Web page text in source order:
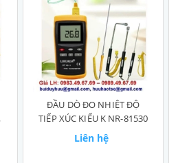
ĐẦU DÒ ĐO NHIỆT ĐỘ
TIẾP XÚC KIỂU K NR-81530
Liên hệ